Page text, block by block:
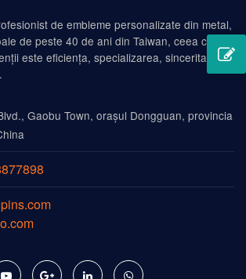
de embleme personalizate din metal,
de peste 40 de ani din Taiwan, ceea ce
este eficiența, specializarea, sinceritatea și
Gaobu Town, orașul Dongguan, provincia